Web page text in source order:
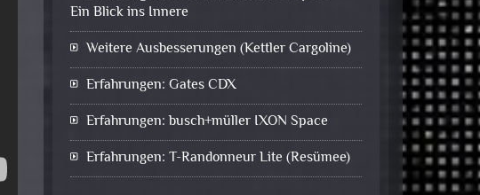
Ein Blick ins Innere
Weitere Ausbesserungen (Kettler Cargoline)
Erfahrungen: Gates CDX
Erfahrungen: busch+müller IXON Space
Erfahrungen: T-Randonneur Lite (Resümee)